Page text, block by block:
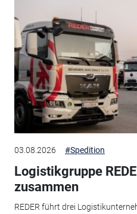
03.08.2026 #Spedition
Logistikgruppe
zusammen
REDER führt drei